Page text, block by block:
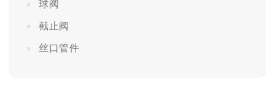
球阀
截止阀
丝口管件